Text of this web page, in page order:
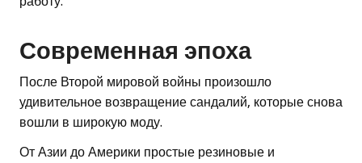
Современная эпоха
После Второй мировой войны произошло
удивительное возвращение сандалий, которые снова
вошли в широкую моду.
От Азии до Америки простые резиновые и